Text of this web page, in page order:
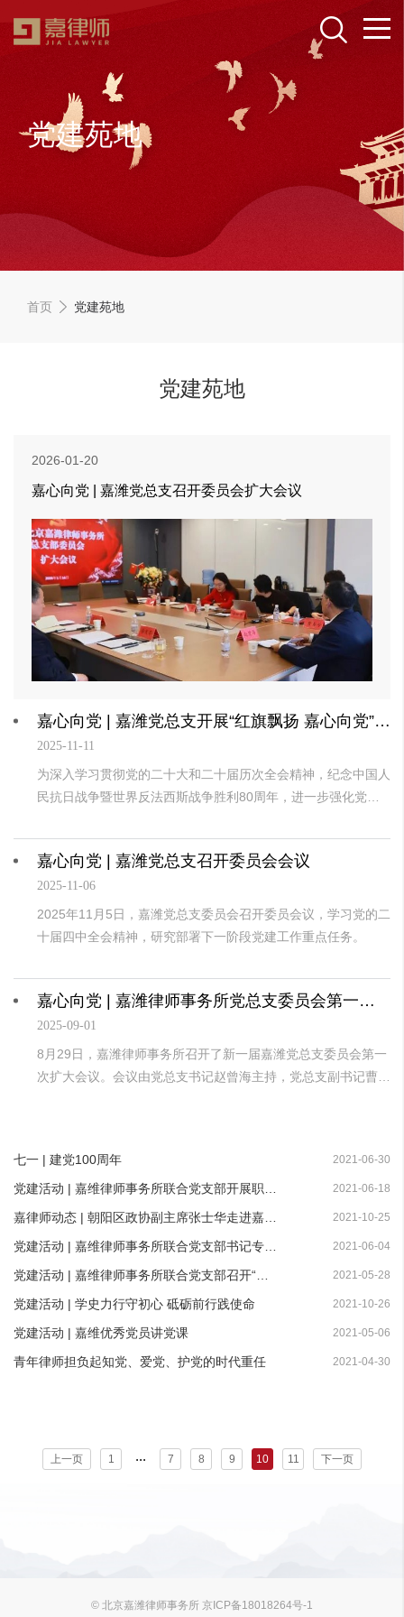
党建苑地
首页 党建苑地
党建苑地
2026-01-20
嘉心向党 | 嘉潍党总支召开委员会扩大会议
嘉心向党 | 嘉潍党总支开展“红旗飘扬 嘉心向党”主题党日活动
2025-11-11
为深入学习贯彻党的二十大和二十届历次全会精神，纪念中国人
民抗日战争暨世界反法西斯战争胜利80周年，进一步强化党性
红色教育基地，开展“红旗飘扬 嘉心向党”主题党日活动。
嘉心向党 | 嘉潍党总支召开委员会会议
2025-11-06
2025年11月5日，嘉潍党总支委员会召开委员会议，学习党的二
十届四中全会精神，研究部署下一阶段党建工作重点任务。
嘉心向党 | 嘉潍律师事务所党总支委员会第一次扩大会议顺利召开
2025-09-01
8月29日，嘉潍律师事务所召开了新一届嘉潍党总支委员会第一
次扩大会议。会议由党总支书记赵曾海主持，党总支副书记曹春
七一 | 建党100周年
2021-06-30
2021-06-18
2021-10-25
2021-06-04
2021-05-28
党建活动 | 学史力行守初心 砥砺前行践使命 2021-10-26
党建活动 | 嘉维优秀党员讲党课 2021-05-06
青年律师担负起知党、爱党、护党的时代重任 2021-04-30
上一页 1 ... 7 8 9 10 11 下一页
© 北京嘉潍律师事务所 京ICP备18018264号-1